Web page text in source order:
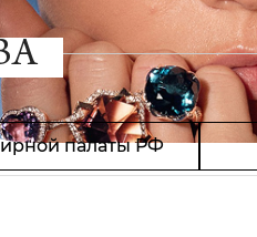
палаты РФ